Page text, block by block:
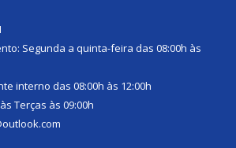
Segunda a quinta-feira das 08:00h às
interno das 08:00h às 12:00h
Terças às 09:00h